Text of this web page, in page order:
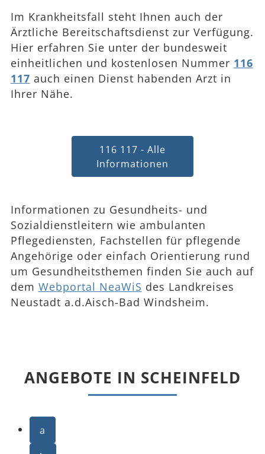
Im Krankheitsfall steht Ihnen auch der
Ärztliche Bereitschaftsdienst zur Verfügung.
Hier erfahren Sie unter der bundesweit
einheitlichen und kostenlosen Nummer 116
117 auch einen Dienst habenden Arzt in
Ihrer Nähe.
116 117 - Alle
Informationen
Informationen zu Gesundheits- und
Sozialdienstleitern wie ambulanten
Pflegediensten, Fachstellen für pflegende
Angehörige oder einfach Orientierung rund
um Gesundheitsthemen finden Sie auch auf
dem Webportal NeaWiS des Landkreises
Neustadt a.d.Aisch-Bad Windsheim.
ANGEBOTE IN SCHEINFELD
a